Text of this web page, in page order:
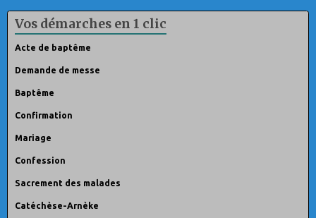
Vos démarches en 1 clic
Acte de baptême
Demande de messe
Baptême
Confirmation
Mariage
Confession
Sacrement des malades
Catéchèse-Arnèke